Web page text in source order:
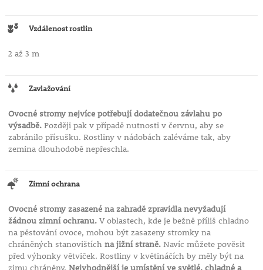
Vzdálenost rostlin
2 až 3 m
Zavlažování
Ovocné stromy nejvíce potřebují dodatečnou závlahu po
výsadbě.Později pak v případě nutnosti v červnu, aby se
zabránilo přísušku. Rostliny v nádobách zaléváme tak, aby
zemina dlouhodobě nepřeschla.
Zimní ochrana
Ovocné stromy zasazené na zahradě zpravidla nevyžadují
žádnou zimní ochranu.V oblastech, kde je bežně příliš chladno
na pěstování ovoce, mohou být zasazeny stromky na
chráněných stanovištích na jižní straně.Navíc můžete pověsit
před výhonky větviček. Rostliny v květináčích by měly být na